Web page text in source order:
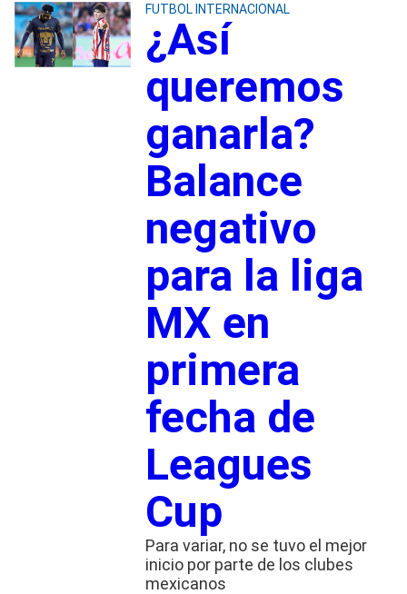
FUTBOL INTERNACIONAL
¿Así
queremos
ganarla?
Balance
negativo
para la liga
MX en
primera
fecha de
Leagues
Cup
Para variar, no se tuvo el mejor
inicio por parte de los clubes
mexicanos